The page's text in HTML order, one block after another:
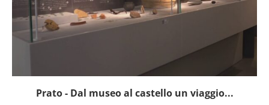
Prato - Dal museo al castello un viaggio...